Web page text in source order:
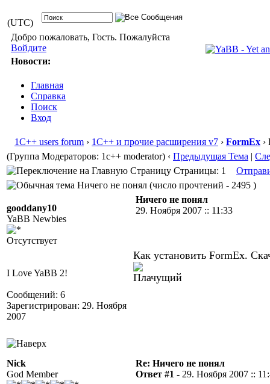
(UTC)
Добро пожаловать, Гость. Пожалуйста
Войдите
Новости:
Главная
Справка
Поиск
Вход
1С++ users forum › 1С++ и прочие расширения v7 › FormEx ›
(Группа Модераторов: 1c++ moderator) ‹ Предыдущая Тема |
Страницы: 1
Ничего не понял (число прочтений - 2495 )
gooddany10
YaBB Newbies
Отсутствует
I Love YaBB 2!
Сообщений: 6
Зарегистрирован: 29. Ноября
2007
Ничего не понял
29. Ноября 2007 :: 11:33
Как установить FormEx.
Nick
God Member
Re: Ничего не понял
Ответ #1 - 29. Ноября 2007 ::